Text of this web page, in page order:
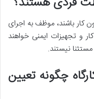
کار باشند، موظف به اجرای
و تجهیزات ایمنی خواهند
نیستند.
چگونه تعیین